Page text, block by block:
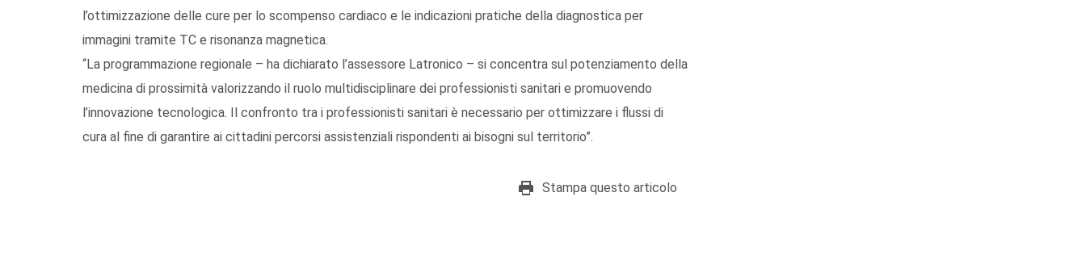
l’ottimizzazione delle cure per lo scompenso cardiaco e le indicazioni pratiche della diagnostica per
immagini tramite TC e risonanza magnetica.
“La programmazione regionale – ha dichiarato l’assessore Latronico – si concentra sul potenziamento della
medicina di prossimità valorizzando il ruolo multidisciplinare dei professionisti sanitari e promuovendo
l’innovazione tecnologica. Il confronto tra i professionisti sanitari è necessario per ottimizzare i flussi di
cura al fine di garantire ai cittadini percorsi assistenziali rispondenti ai bisogni sul territorio”.
Stampa questo articolo